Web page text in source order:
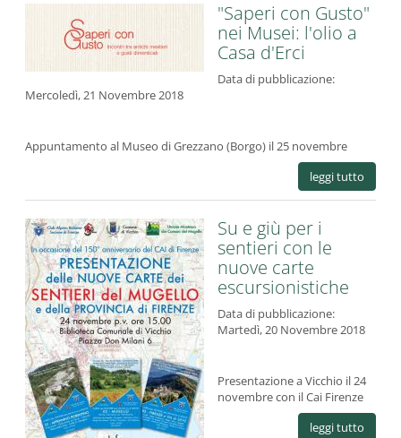
"Saperi con Gusto"
nei Musei: l'olio a
Casa d'Erci
Data di pubblicazione:
Mercoledì, 21 Novembre 2018
Appuntamento al Museo di Grezzano (Borgo) il 25 novembre
leggi tutto
Su e giù per i
sentieri con le
nuove carte
escursionistiche
Data di pubblicazione:
Martedì, 20 Novembre 2018
Presentazione a Vicchio il 24
novembre con il Cai Firenze
leggi tutto